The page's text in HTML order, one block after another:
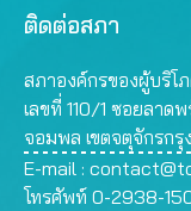
ติดต่อสภา
สภาองค์กรของผู้บริโ
เลขที่ 110/1 ซอยลาด
จอมพล เขตจตุจักรก
E-mail :
โทรศัพท์ 0-2938-